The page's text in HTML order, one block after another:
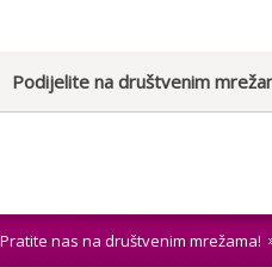
Podijelite na društvenim
Pratite nas na društvenim mrežama!